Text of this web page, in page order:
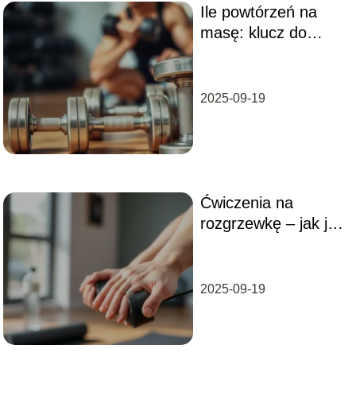
Ile powtórzeń na
masę: klucz do
2025-09-19
Ćwiczenia na
rozgrzewkę – jak je
2025-09-19